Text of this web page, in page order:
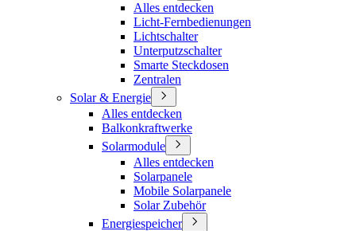
Alles entdecken
Licht-Fernbedienungen
Lichtschalter
Unterputzschalter
Smarte Steckdosen
Zentralen
Solar & Energie
Alles entdecken
Balkonkraftwerke
Solarmodule
Alles entdecken
Solarpanele
Mobile Solarpanele
Solar Zubehör
Energiespeicher